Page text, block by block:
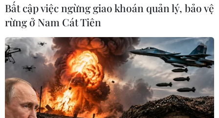
Những phong tục lạ ngày Tết của một số
dân tộc Việt Nam
14/02/2018 10:39
Bất cập việc ngừng giao khoán quản lý, bảo vệ
rừng ở Nam Cát Tiên